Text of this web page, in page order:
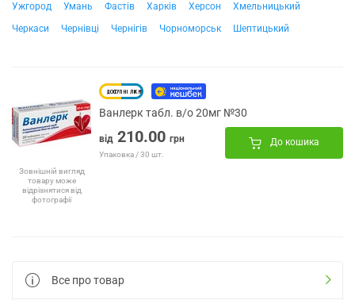
Ужгород
Умань Фастів Харків Херсон
Хмельницький
Черкаси
Чернівці Чернігів Чорноморськ Шептицький
Зовнішній вигляд
товару може
відрізнятися від
фотографії
Ванлерк табл. в/о 20мг №30
від 210.00 грн
Упаковка / 30 шт.
До кошика
Все про товар